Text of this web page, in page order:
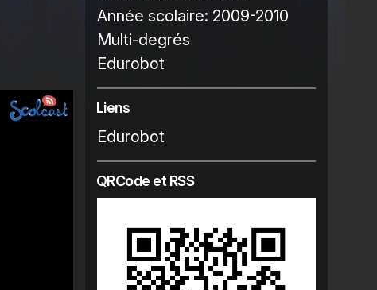
Année scolaire: 2009-2010
Multi-degrés
Edurobot
Liens
Edurobot
QRCode et RSS